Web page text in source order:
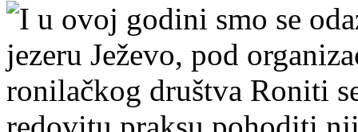
I u ovoj godini smo se
jezeru Ježevo, pod
ronilačkog društva Roniti